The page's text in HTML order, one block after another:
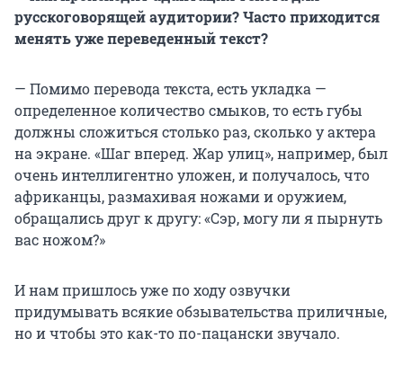
русскоговорящей аудитории? Часто приходится
менять уже переведенный текст?
— Помимо перевода текста, есть укладка —
определенное количество смыков, то есть губы
должны сложиться столько раз, сколько у актера
на экране. «Шаг вперед. Жар улиц», например, был
очень интеллигентно уложен, и получалось, что
африканцы, размахивая ножами и оружием,
обращались друг к другу: «Сэр, могу ли я пырнуть
вас ножом?»
И нам пришлось уже по ходу озвучки
придумывать всякие обзывательства приличные,
но и чтобы это как-то по-пацански звучало.